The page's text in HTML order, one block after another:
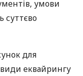
умови
суттєво
для
види еквайрингу